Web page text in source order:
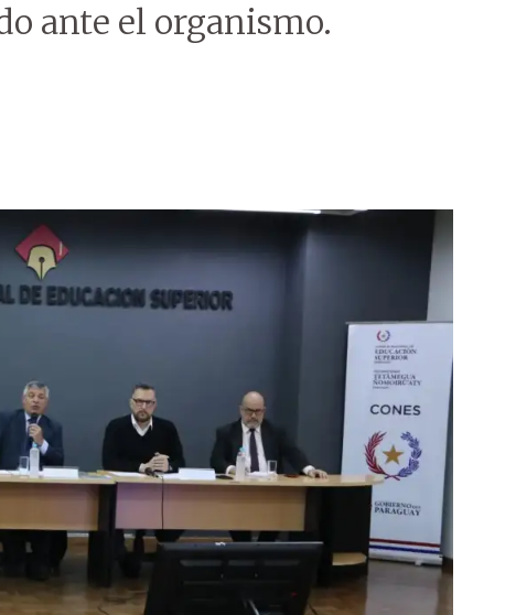
ante el organismo.